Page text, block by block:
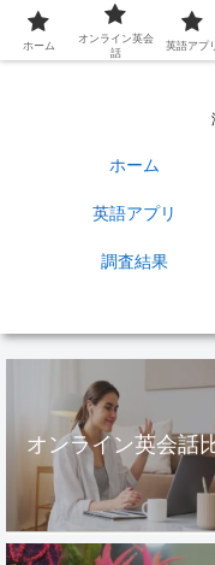
ホーム
英語アプリ
調査結果
オンライン英会話
ホーム
オンライン英会
話
英語アプ